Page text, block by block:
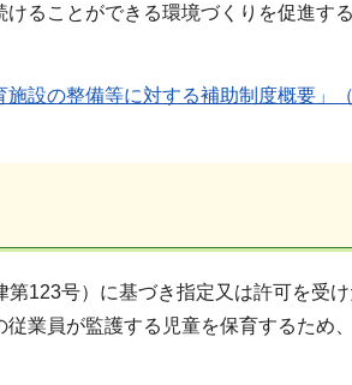
ることができる環境づくりを促進す
施設の整備等に対する補助制度概要」
123号）に基づき指定又は許可を受
業員が監護する児童を保育するため